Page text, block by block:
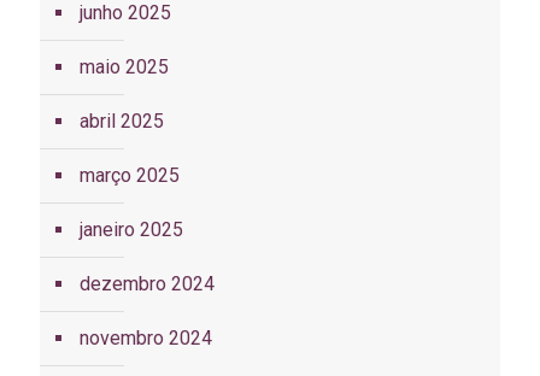
junho 2025
maio 2025
abril 2025
março 2025
janeiro 2025
dezembro 2024
novembro 2024